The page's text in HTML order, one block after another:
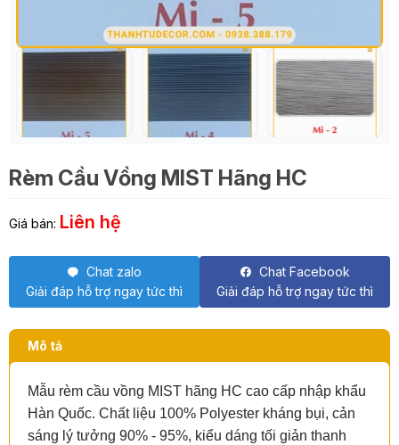
Rèm Cầu Vồng MIST Hãng HC
Giá bán: Liên hệ
Chat zalo
Giải đáp hỗ trợ ngay tức thì
Chat Facebook
Giải đáp hỗ trợ ngay tức thì
Mô tả
Mẫu rèm cầu vồng MIST hãng HC cao cấp nhập khẩu
Hàn Quốc. Chất liệu 100% Polyester kháng bụi, cản
sáng lý tưởng 90% - 95%, kiểu dáng tối giản thanh